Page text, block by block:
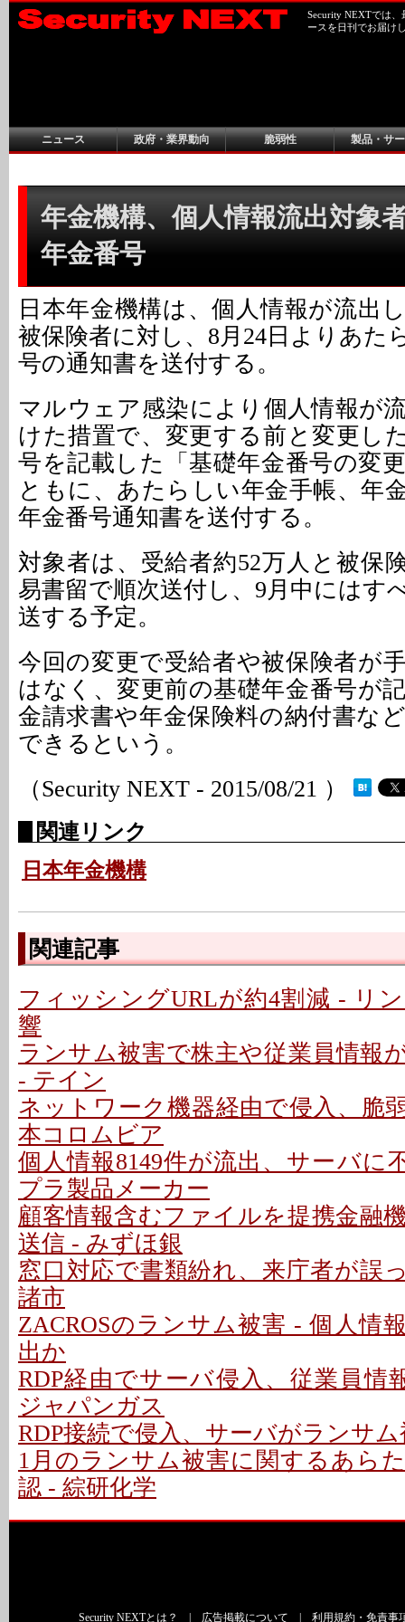
Security NEXTでは
ースを日刊でお届け
ニュース 政府・業界動向 脆弱性 製品・サ
年金機構、個人情報流出対象
年金番号
日本年金機構は、個人情報が流出
被保険者に対し、8月24日よりあた
号の通知書を送付する。
マルウェア感染により個人情報が
けた措置で、変更する前と変更し
号を記載した「基礎年金番号の変
ともに、あたらしい年金手帳、年
年金番号通知書を送付する。
対象者は、受給者約52万人と被保
易書留で順次送付し、9月中にはす
送する予定。
今回の変更で受給者や被保険者が
はなく、変更前の基礎年金番号が
金請求書や年金保険料の納付書な
できるという。
（Security NEXT - 2015/08/21 ）
関連リンク
日本年金機構
関連記事
フィッシングURLが約4割減 - リ
響
ランサム被害で株主や従業員情報
- テイン
ネットワーク機器経由で侵入、脆
本コロムビア
個人情報8149件が流出、サーバに
プラ製品メーカー
顧客情報含むファイルを提携金融
送信 - みずほ銀
窓口対応で書類紛れ、来庁者が誤
諸市
ZACROSのランサム被害 - 個人情
出か
RDP経由でサーバ侵入、従業員情
ジャパンガス
RDP接続で侵入、サーバがランサ
1月のランサム被害に関するあら
認 - 綜研化学
Security NEXTとは？ 広告掲載について 利用規約・免責事